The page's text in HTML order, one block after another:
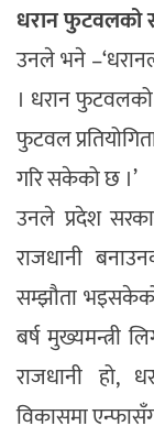
धरान फुटवलको
उनले भने
। धरान
फुटवल
गरि सकेको छ ।’
उनले प्रदेश
राजधानी
सम्झौता
बर्ष मुख्यमन्त्री
राजधानी हो,
विकासमा